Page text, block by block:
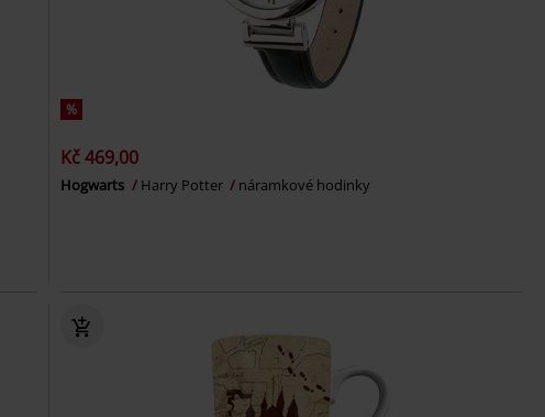
%
Kč 469,00
Hogwarts Harry Potter náramkové hodinky